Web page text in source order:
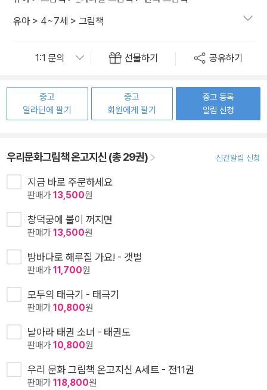
유아> 4~7세 > 그림책
선물하기 공유하기
중고
알라딘에 팔기
중고
회원에게 팔기
중고 등록
알림 신청
우리문화그림책 온고지신 (총 29권) 신간알림 신청
지금 바로 주문하세요
판매가13,500원
창덕궁에 불이 꺼지면
판매가13,500원
밤바다로 해루질 가요! - 갯벌
판매가11,700원
모두의 태극기 - 태극기
판매가10,800원
날아라 태권 소녀 - 태권도
판매가10,800원
우리 문화 그림책 온고지신 A세트 - 전11권
판매가118,800원